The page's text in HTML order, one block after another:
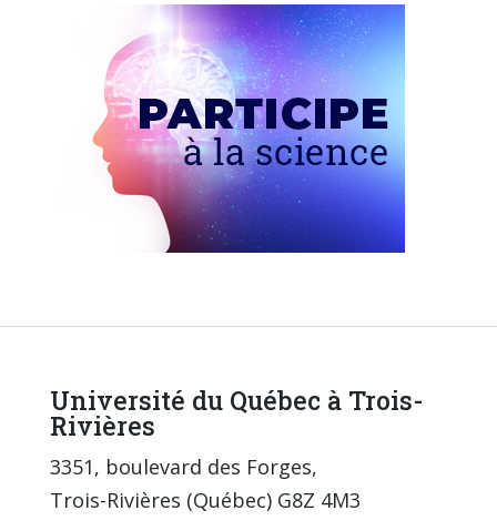
Université du Québec à Trois-
Rivières
3351, boulevard des Forges,
Trois-Rivières (Québec) G8Z 4M3